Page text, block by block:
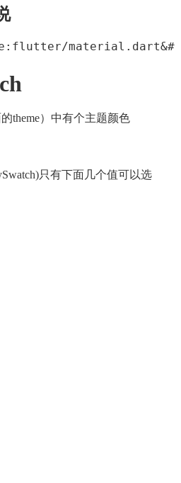
theme）中有个主题颜色
只有下面几个值可以选